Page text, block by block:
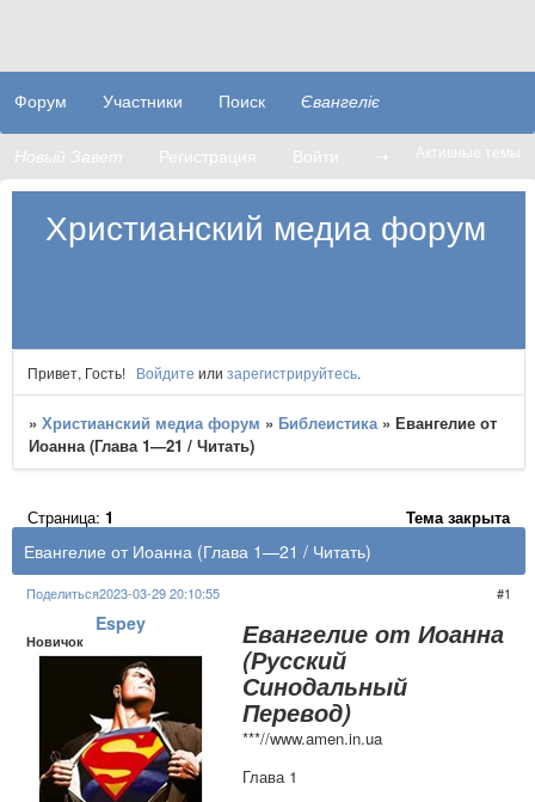
Христианский медиа форум
Форум Участники Поиск Євангеліє
Новый Завет Регистрация Войти ➝ Активные темы
Привет, Гость! Войдите или зарегистрируйтесь.
»Христианский медиа форум » Библеистика »Евангелие от
Иоанна (Глава 1—21 / Читать)
Евангелие от Иоанна (Глава 1—21 / Читать)
Страница:1 Тема закрыта
Поделиться 1
2023-03-29 20:10:55
Espey
Новичок Евангелие от Иоанна
(Русский
Синодальный
Перевод)
***//www.amen.in.ua
Глава 1